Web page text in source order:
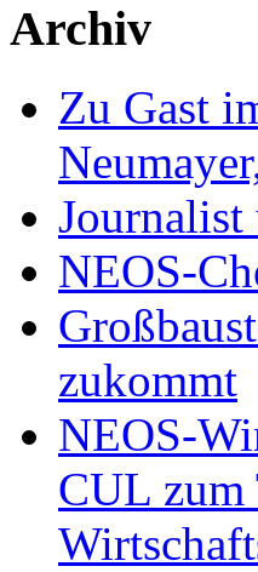
Archiv
Zu Gast
NEOS-
zukommt
NEOS-
CUL zum